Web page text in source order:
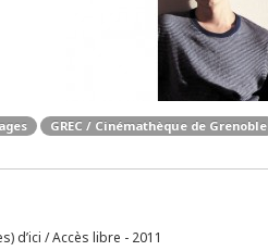
GREC / Cinémathèque de Grenoble
d’ici / Accès libre - 2011